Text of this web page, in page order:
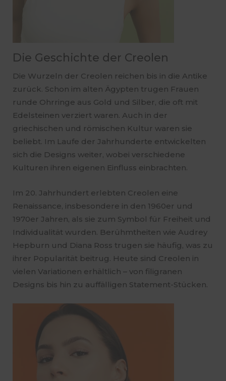
Die Geschichte der Creolen
Die Wurzeln der Creolen reichen bis in die Antike
zurück. Schon im alten Ägypten trugen Frauen
runde Ohrringe aus Gold und Silber, die oft mit
Edelsteinen verziert waren. Auch in der
griechischen und römischen Kultur waren sie
beliebt. Im Laufe der Jahrhunderte entwickelten
sich die Designs weiter, wobei verschiedene
Kulturen ihren eigenen Einfluss einbrachten.
Im 20. Jahrhundert erlebten Creolen eine
Renaissance, insbesondere in den 1960er und
1970er Jahren, als sie zum Symbol für Freiheit und
Individualität wurden. Berühmtheiten wie Audrey
Hepburn und Diana Ross trugen sie häufig, was zu
ihrer Popularität beitrug. Heute sind Creolen in
vielen Variationen erhältlich – von filigranen
Designs bis hin zu auffälligen Statement-Stücken.